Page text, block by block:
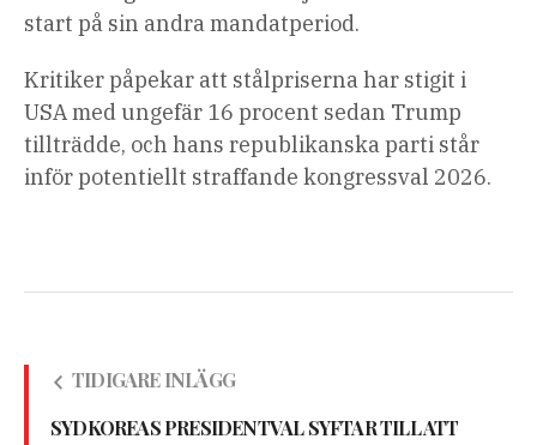
start på sin andra mandatperiod.
Kritiker påpekar att stålpriserna har stigit i
USA med ungefär 16 procent sedan Trump
tillträdde, och hans republikanska parti står
inför potentiellt straffande kongressval 2026.
TIDIGARE INLÄGG
SYDKOREAS PRESIDENTVAL SYFTAR TILL ATT